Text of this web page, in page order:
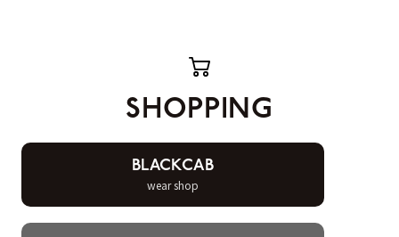
SHOPPING
BLACKCAB
wear shop